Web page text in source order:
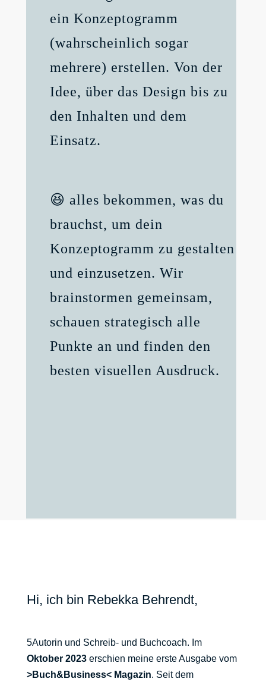
ein Konzeptogramm
(wahrscheinlich sogar
mehrere) erstellen. Von der
Idee, über das Design bis zu
den Inhalten und dem
Einsatz.
😆 alles bekommen, was du
brauchst, um dein
Konzeptogramm zu gestalten
und einzusetzen. Wir
brainstormen gemeinsam,
schauen strategisch alle
Punkte an und finden den
besten visuellen Ausdruck.
Hi, ich bin Rebekka Behrendt,
5Autorin und Schreib- und Buchcoach. Im
Oktober 2023erschien meine erste Ausgabe vom
>Buch&Business< Magazin. Seit dem